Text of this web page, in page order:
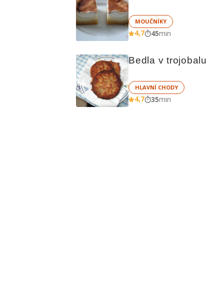
MOUČNÍKY
4,7 45min
Bedla v trojobalu
HLAVNÍ CHODY
4,7 35min